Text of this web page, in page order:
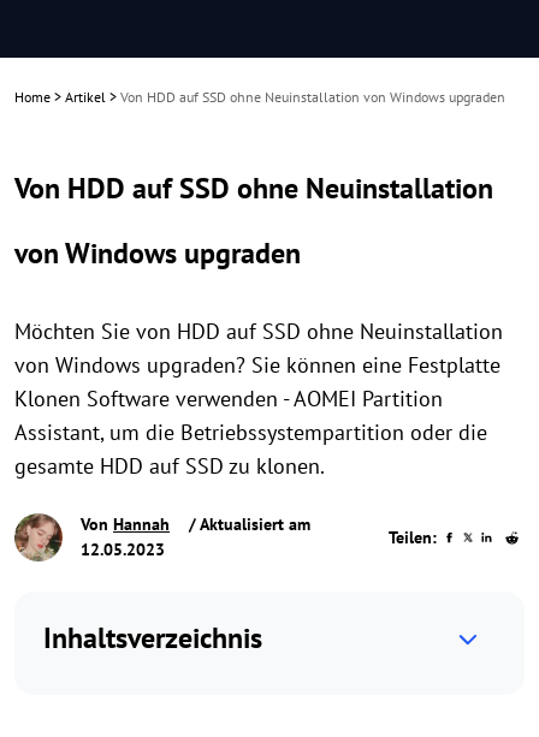
Home > Artikel > Von HDD auf SSD ohne Neuinstallation von Windows upgraden
Von HDD auf SSD ohne Neuinstallation
von Windows upgraden
Möchten Sie von HDD auf SSD ohne Neuinstallation
von Windows upgraden? Sie können eine Festplatte
Klonen Software verwenden - AOMEI Partition
Assistant, um die Betriebssystempartition oder die
gesamte HDD auf SSD zu klonen.
Von Hannah
/ Aktualisiert am
12.05.2023
Teilen:
Inhaltsverzeichnis